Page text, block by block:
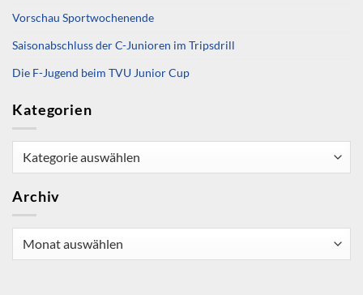
Vorschau Sportwochenende
Saisonabschluss der C-Junioren im Tripsdrill
Die F-Jugend beim TVU Junior Cup
Kategorien
Archiv